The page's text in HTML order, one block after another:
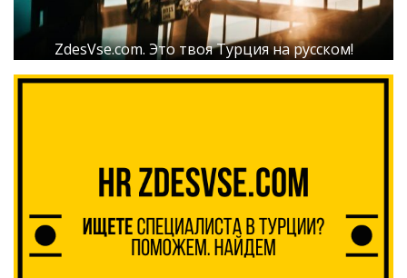
ZdesVse.com. Это твоя Турция на русском!